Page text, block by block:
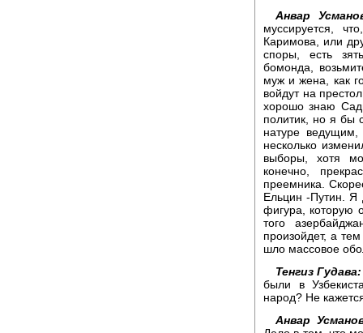
Анвар
муссируется,
Каримова, или
споры, есть
бомонда,
муж и жена, как
войдут на
хорошо знаю
политик, но я бы
натуре
несколько
выборы, хотя
конечно,
преемника.
Ельцин -Путин. Я
фигура, которую
того
произойдет, а
шло массовое
Тенгиз Гудава:
были в
народ? Не
Анвар